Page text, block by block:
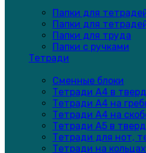
Папки для
Папки для
Папки для труда
Папки с ручками
Тетради
Сменные блоки
Тетради А4 в
Тетради А4 на
Тетради А4 на
Тетради А5 в
Тетради для нот,
Тетради на